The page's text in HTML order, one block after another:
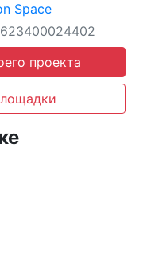
Space
проекта